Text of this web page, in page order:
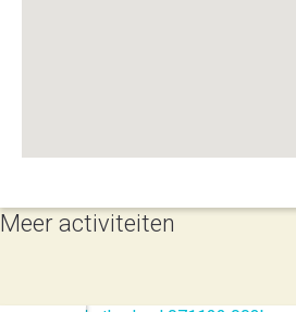
Meer activiteiten